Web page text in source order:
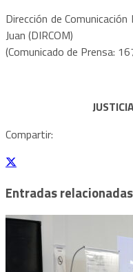
Dirección de
Juan (DIRCOM)
(Comunicado de Prensa:
Compartir:
Entradas relacionadas